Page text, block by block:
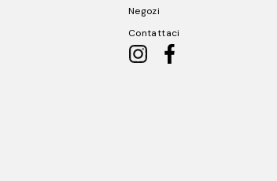
Negozi
Contattaci